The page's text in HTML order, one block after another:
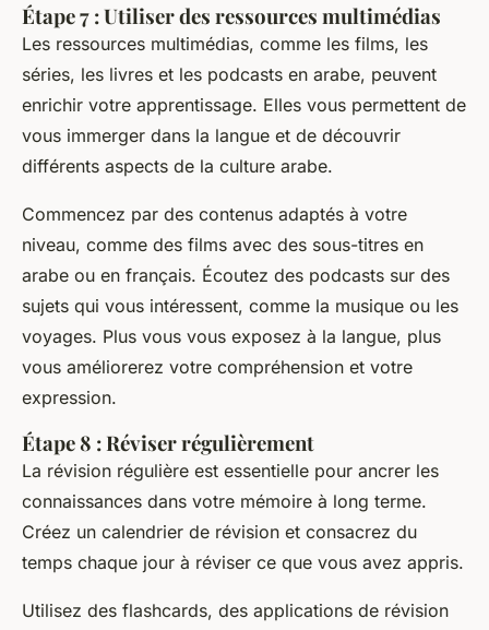
Étape 7 : Utiliser des ressources multimédias
Les ressources multimédias, comme les films, les
séries, les livres et les podcasts en arabe, peuvent
enrichir votre apprentissage. Elles vous permettent de
vous immerger dans la langue et de découvrir
différents aspects de la culture arabe.
Commencez par des contenus adaptés à votre
niveau, comme des films avec des sous-titres en
arabe ou en français. Écoutez des podcasts sur des
sujets qui vous intéressent, comme la musique ou les
voyages. Plus vous vous exposez à la langue, plus
vous améliorerez votre compréhension et votre
expression.
Étape 8 : Réviser régulièrement
La révision régulière est essentielle pour ancrer les
connaissances dans votre mémoire à long terme.
Créez un calendrier de révision et consacrez du
temps chaque jour à réviser ce que vous avez appris.
Utilisez des flashcards, des applications de révision